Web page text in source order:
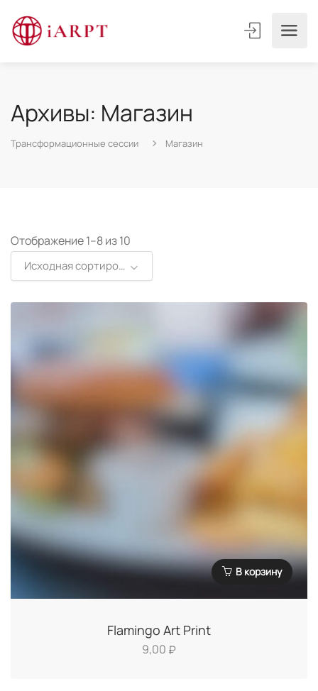
Архивы: Магазин
Трансформационные сессии Магазин
Отображение 1–8 из 10
Исходная сортировка
В корзину
Flamingo Art Print
9,00 ₽